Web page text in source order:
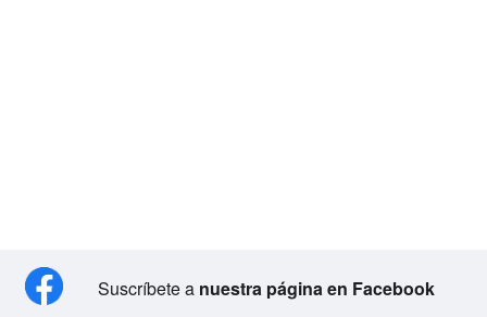
Suscríbete a nuestra página en Facebook